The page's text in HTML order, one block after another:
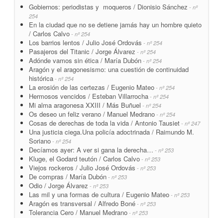
Gobiernos: periodistas y moqueros / Dionisio Sánchez - nº
254
En la ciudad que no se detiene jamás hay un hombre quieto
/ Carlos Calvo - nº 254
Los barrios lentos / Julio José Ordovás - nº 254
Pasajeros del Titanic / Jorge Álvarez - nº 254
Adónde vamos sin ética / María Dubón - nº 254
Aragón y el aragonesismo: una cuestión de continuidad
histórica - nº 254
La erosión de las certezas / Eugenio Mateo - nº 254
Hermosos vencidos / Esteban Villarrocha - nº 254
Mi alma aragonesa XXIII / Más Buñuel - nº 254
Os deseo un feliz verano / Manuel Medrano - nº 254
Cosas de derechas de toda la vida / Antonio Tausiet - nº 247
Una justicia ciega.Una policía adoctrinada / Raimundo M.
Soriano - nº 254
Decíamos ayer: A ver si gana la derecha… - nº 253
Kluge, el Godard teutón / Carlos Calvo - nº 253
Viejos rockeros / Julio José Ordovás - nº 253
De compras / María Dubón - nº 253
Odio / Jorge Álvarez - nº 253
Las mil y una formas de cultura / Eugenio Mateo - nº 253
Aragón es transversal / Alfredo Boné - nº 253
Tolerancia Cero / Manuel Medrano - nº 253